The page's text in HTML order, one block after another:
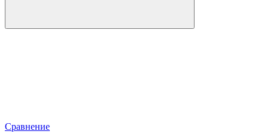
Сравнение